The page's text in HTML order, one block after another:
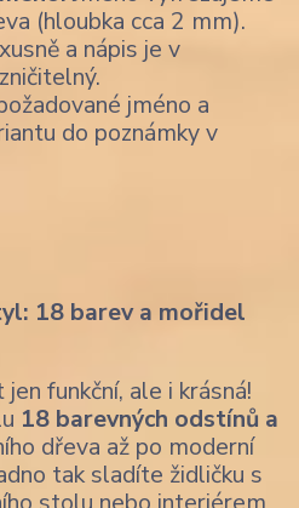
(hloubka cca 2 mm).
a nápis je v
jméno a
do poznámky v
18 barev a mořidel
funkční, ale i krásná!
18 barevných odstínů a
dřeva až po moderní
tak sladíte židličku s